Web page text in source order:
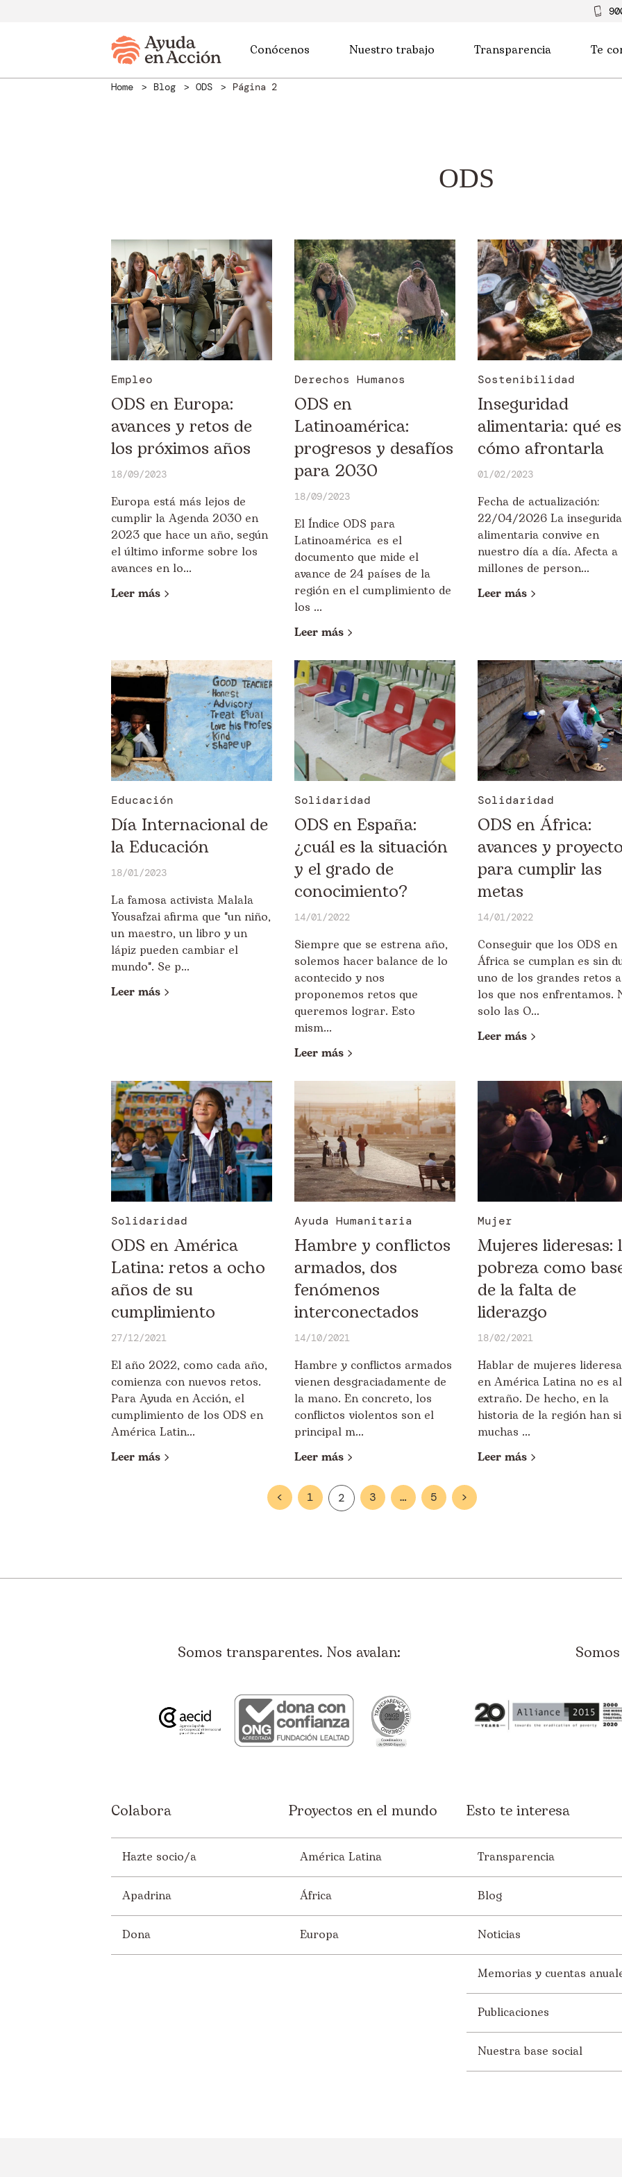
Conócenos Nuestro trabajo Transparencia Te
Home Blog ODS Página 2
ODS
Empleo
ODS en Europa:
avances y retos de
los próximos años
18/09/2023
Europa está más lejos de
cumplir la Agenda 2030 en
2023 que hace un año, según
el último informe sobre los
avances en lo...
Leer más
Derechos Humanos
ODS en
Latinoamérica:
progresos y desafíos
para 2030
18/09/2023
El Índice ODS para
Latinoamérica es el
documento que mide el
avance de 24 países de la
región en el cumplimiento de
los ...
Leer más
Sostenibilidad
Inseguridad
alimentaria: qué
cómo afrontarla
01/02/2023
Fecha de actualización:
22/04/2026 La
alimentaria convive en
nuestro día a día. Afecta a
millones de person...
Leer más
Educación
Día Internacional de
la Educación
18/01/2023
La famosa activista Malala
Yousafzai afirma que "un niño,
un maestro, un libro y un
lápiz pueden cambiar el
mundo". Se p...
Leer más
Solidaridad
ODS en España:
¿cuál es la situación
y el grado de
conocimiento?
14/01/2022
Siempre que se estrena año,
solemos hacer balance de lo
acontecido y nos
proponemos retos que
queremos lograr. Esto
mism...
Leer más
Solidaridad
ODS en África:
avances y
para cumplir las
metas
14/01/2022
Conseguir que los ODS en
África se cumplan es sin
uno de los grandes retos a
los que nos enfrentamos.
solo las O...
Leer más
Solidaridad
ODS en América
Latina: retos a ocho
años de su
cumplimiento
27/12/2021
El año 2022, como cada año,
comienza con nuevos retos.
Para Ayuda en Acción, el
cumplimiento de los ODS en
América Latin...
Leer más
Ayuda Humanitaria
Hambre y conflictos
armados, dos
fenómenos
interconectados
14/10/2021
Hambre y conflictos armados
vienen desgraciadamente de
la mano. En concreto, los
conflictos violentos son el
principal m...
Leer más
Mujer
Mujeres lideresas:
pobreza como
de la falta de
liderazgo
18/02/2021
Hablar de mujeres
en América Latina no es
extraño. De hecho, en la
historia de la región han
muchas ...
Leer más
< 1 2 3 … 5 >
Somos transparentes. Nos avalan:
Colabora
Hazte socio/a
Apadrina
Dona
Proyectos en el mundo
América Latina
África
Europa
Esto te interesa
Transparencia
Blog
Noticias
Memorias y cuentas
Publicaciones
Nuestra base social